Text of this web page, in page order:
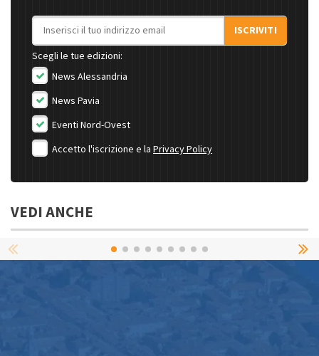
Indirizzo email
ISCRIVITI
Scegli le tue edizioni:
News Alessandria
News Pavia
Eventi Nord-Ovest
Accetto l'iscrizione e la Privacy Policy
VEDI ANCHE